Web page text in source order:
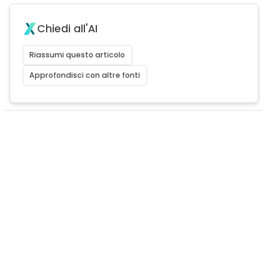
Chiedi all'AI
Riassumi questo articolo
Approfondisci con altre fonti